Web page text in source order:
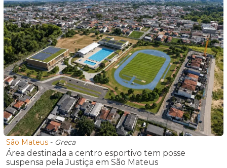
São Mateus - Greca
Área destinada a centro esportivo tem posse
suspensa pela Justiça em São Mateus